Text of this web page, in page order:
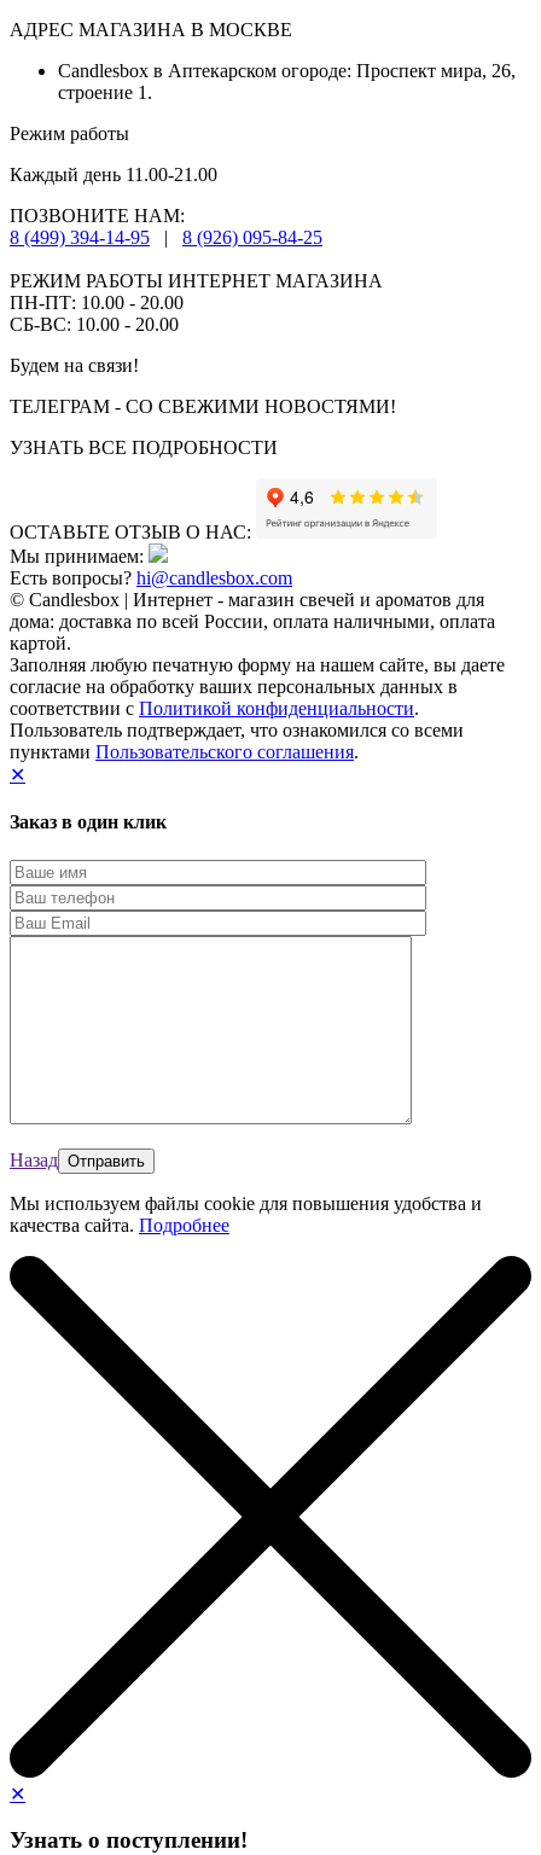
АДРЕС МАГАЗИНА В МОСКВЕ
Candlesbox в Аптекарском огороде: Проспект мира, 26,
строение 1.
Режим работы
Каждый день 11.00-21.00
ПОЗВОНИТЕ НАМ:
8 (499) 394-14-95
| 8 (926) 095-84-25
РЕЖИМ РАБОТЫ ИНТЕРНЕТ МАГАЗИНА
ПН-ПТ: 10.00 - 20.00
СБ-ВС: 10.00 - 20.00
Будем на связи!
ТЕЛЕГРАМ - СО СВЕЖИМИ НОВОСТЯМИ!
УЗНАТЬ ВСЕ ПОДРОБНОСТИ
ОСТАВЬТЕ ОТЗЫВ О НАС:
Мы принимаем:
Есть вопросы? hi@candlesbox.com
© Candlesbox | Интернет - магазин свечей и ароматов для
дома: доставка по всей России, оплата наличными, оплата
картой.
Заполняя любую печатную форму на нашем сайте, вы даете
согласие на обработку ваших персональных данных в
соответствии с Политикой конфиденциальности.
Пользователь подтверждает, что ознакомился со всеми
пунктами Пользовательского соглашения.
✕
Заказ в один клик
Назад
Мы используем файлы cookie для повышения удобства и
качества сайта. Подробнее
✕
Узнать о поступлении!